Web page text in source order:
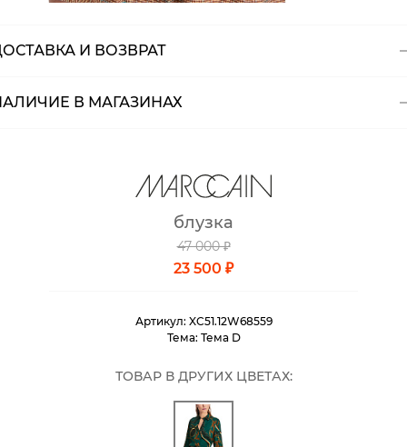
И ВОЗВРАТ
Курьерская доставка СДЭК
Самовывоз из наших магазинов
Самовывоз из пункта выдачи СДЭК
В МАГАЗИНАХ
блузка
47 000 ₽
23 500 ₽
Артикул: XC51.12W68559
Тема: Тема D
ТОВАР В ДРУГИХ ЦВЕТАХ: